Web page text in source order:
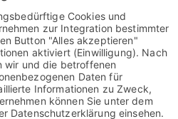
uns doch direkt an!